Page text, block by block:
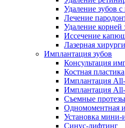
Удаление зубов
Лечение
Удаление корней
Иссечение
Лазерная
Имплантация зубов
Консультация
Костная пластика
Имплантация
Имплантация
Съемные
Одномоментная
Установка мини-
Синус-лифтинг